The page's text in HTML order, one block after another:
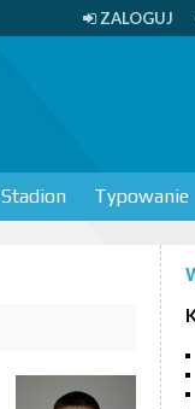
ZALOGUJ
Stadion Typowanie